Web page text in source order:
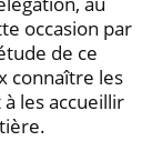
occasion par
de ce
connaître les
les accueillir